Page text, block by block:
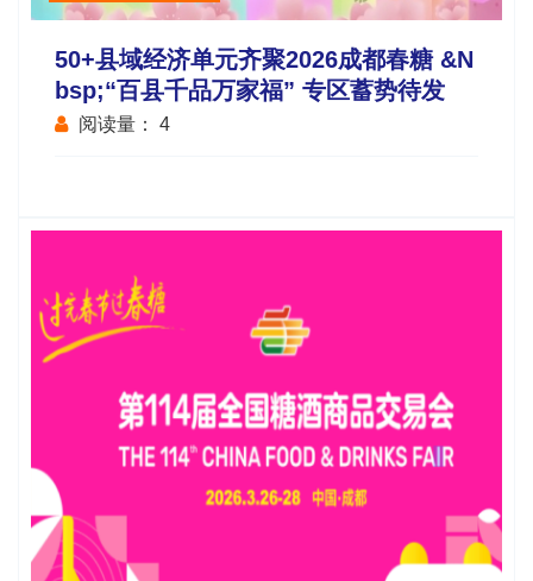
50+县域经济单元齐聚2026成都春糖 &n
Bsp;“百县千品万家福” 专区蓄势待发
阅读量： 4